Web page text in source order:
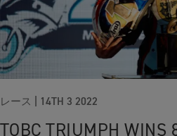
レース 14TH 3 2022
TOBC TRIUMPH WINS